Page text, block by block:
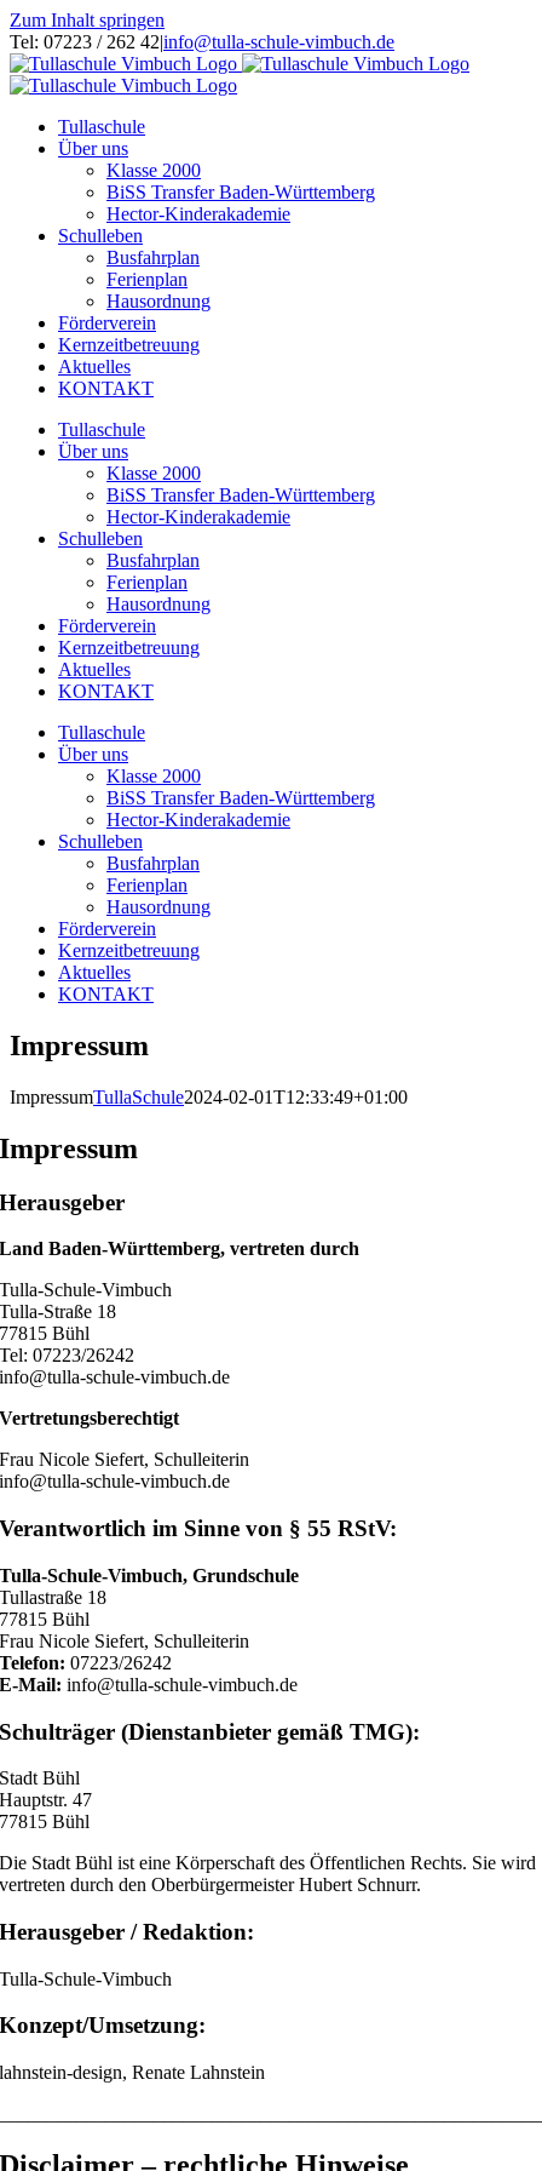
Zum Inhalt springen
Tel: 07223 / 262 42|info@tulla-schule-vimbuch.de
Tullaschule
Über uns
Klasse 2000
BiSS Transfer Baden-Württemberg
Hector-Kinderakademie
Schulleben
Busfahrplan
Ferienplan
Hausordnung
Förderverein
Kernzeitbetreuung
Aktuelles
KONTAKT
Tullaschule
Über uns
Klasse 2000
BiSS Transfer Baden-Württemberg
Hector-Kinderakademie
Schulleben
Busfahrplan
Ferienplan
Hausordnung
Förderverein
Kernzeitbetreuung
Aktuelles
KONTAKT
Tullaschule
Über uns
Klasse 2000
BiSS Transfer Baden-Württemberg
Hector-Kinderakademie
Schulleben
Busfahrplan
Ferienplan
Hausordnung
Förderverein
Kernzeitbetreuung
Aktuelles
KONTAKT
Impressum
ImpressumTullaSchule2024-02-01T12:33:49+01:00
Impressum
Herausgeber
Land Baden-Württemberg, vertreten durch
Tulla-Schule-Vimbuch
Tulla-Straße 18
77815 Bühl
Tel: 07223/26242
info@tulla-schule-vimbuch.de
Vertretungsberechtigt
Frau Nicole Siefert, Schulleiterin
info@tulla-schule-vimbuch.de
Verantwortlich im Sinne von § 55 RStV:
Tulla-Schule-Vimbuch, Grundschule
Tullastraße 18
77815 Bühl
Frau Nicole Siefert, Schulleiterin
Telefon: 07223/26242
E-Mail: info@tulla-schule-vimbuch.de
Schulträger (Dienstanbieter gemäß TMG):
Stadt Bühl
Hauptstr. 47
77815 Bühl
Die Stadt Bühl ist eine Körperschaft des Öffentlichen Rechts. Sie wird
vertreten durch den Oberbürgermeister Hubert Schnurr.
Herausgeber / Redaktion:
Tulla-Schule-Vimbuch
Konzept/Umsetzung:
lahnstein-design, Renate Lahnstein